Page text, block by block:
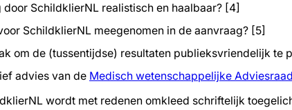
SchildklierNL realistisch en haalbaar? [4]
SchildklierNL meegenomen in de aanvraag? [5]
om de (tussentijdse) resultaten publieksvriendelijk
advies van de Medisch wetenschappelijke Adviesraad
wordt met redenen omkleed schriftelijk